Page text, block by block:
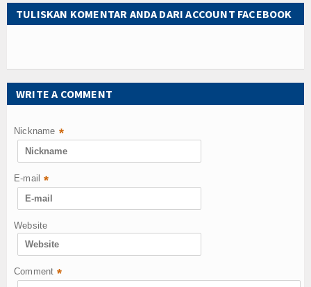
Data ASN - 2022 (BPS)
CASN BANTAENG
Gallery
Album
Video
Berita
TULISKAN KOMENTAR ANDA DARI ACCOUNT FACEBOOK
WRITE A COMMENT
Nickname *
E-mail *
Website
Comment *